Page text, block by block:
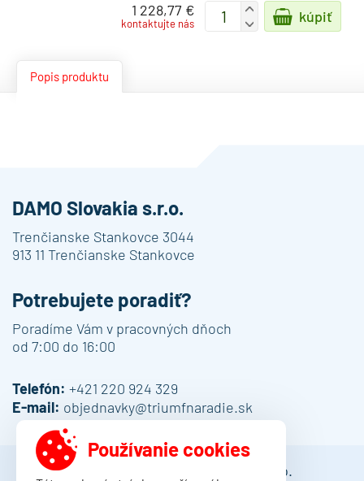
1 228,77 €
kontaktujte nás
+
-
kúpiť
Popis produktu
DAMO Slovakia s.r.o.
Trenčianske Stankovce 3044
913 11 Trenčianske Stankovce
Potrebujete poradiť?
Poradíme Vám v pracovných dňoch
od 7:00 do 16:00
Telefón: +421 220 924 329
E-mail: objednavky@triumfnaradie.sk
© 2013 - 2026 DAMO Slovakia s.r.o.
Používanie cookies